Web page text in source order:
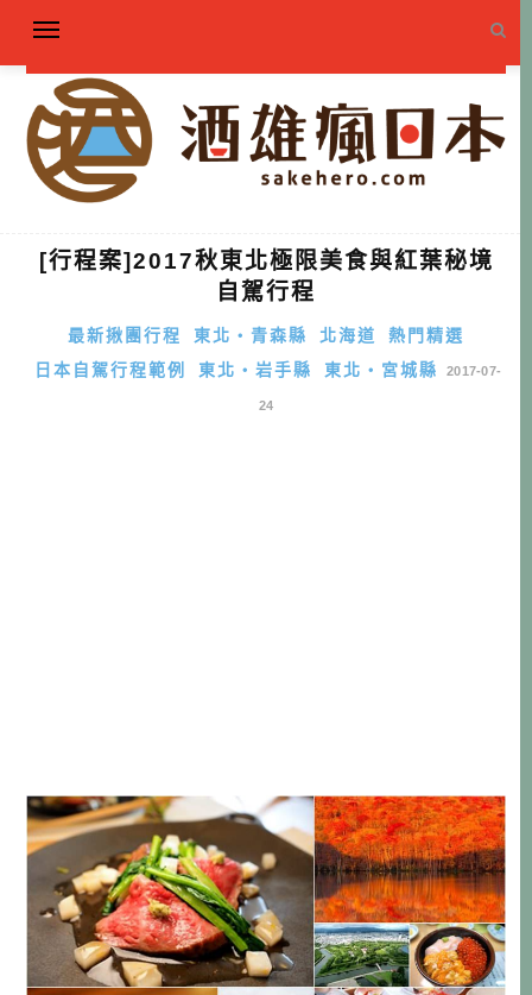
[行程案]2017秋東北極限美食與紅葉秘境
自駕行程
最新揪團行程 東北・青森縣 北海道
熱門精選
日本自駕行程範例
東北・岩手縣 東北・宮城縣 2017-07-
24